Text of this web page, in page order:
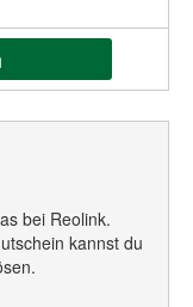
bei Reolink.
kannst du